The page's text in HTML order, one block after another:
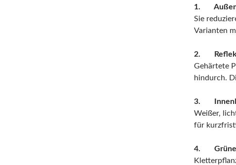
1.
Sie
Varianten
2.
Gehärtete
hindurch.
3.
Weißer,
für
4. Grüne